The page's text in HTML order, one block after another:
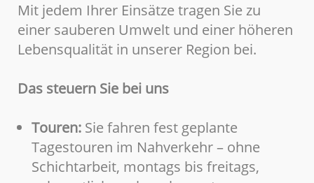
Mit jedem Ihrer Einsätze tragen Sie zu
einer sauberen Umwelt und einer höheren
Lebensqualität in unserer Region bei.
Das steuern Sie bei uns
Touren: Sie fahren fest geplante
Tagestouren im Nahverkehr – ohne
Schichtarbeit, montags bis freitags,